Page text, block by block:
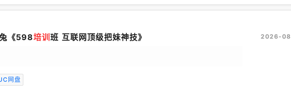
《598培训 班 互联网顶级把妹神技》
网盘
2026-